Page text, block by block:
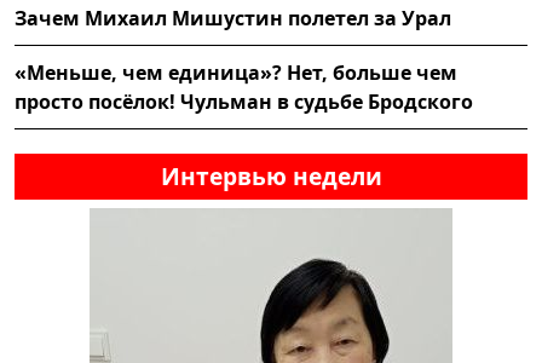
Зачем Михаил Мишустин полетел за Урал
«Меньше, чем единица»? Нет, больше чем
просто посёлок! Чульман в судьбе Бродского
Интервью недели